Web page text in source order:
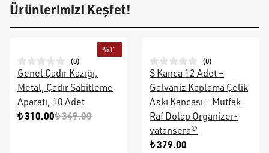
Ürünlerimizi Keşfet!
%11
(0)
Genel Çadır Kazığı,
Metal, Çadır Sabitleme
Aparatı, 10 Adet
₺ 310.00₺ 349.00
(0)
S Kanca 12 Adet –
Galvaniz Kaplama Çelik
Askı Kancası – Mutfak
Raf Dolap Organizer-
vatansera®
₺ 379.00